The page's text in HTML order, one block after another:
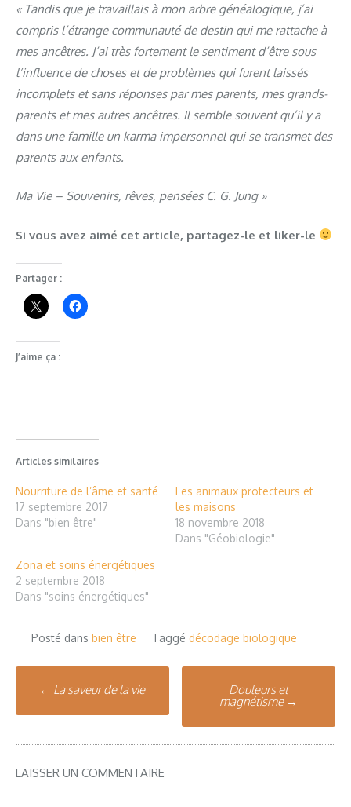
« Tandis que je travaillais à mon arbre généalogique, j’ai
compris l’étrange communauté de destin qui me rattache à
mes ancêtres. J’ai très fortement le sentiment d’être sous
l’influence de choses et de problèmes qui furent laissés
incomplets et sans réponses par mes parents, mes grands-
parents et mes autres ancêtres. Il semble souvent qu’il y a
dans une famille un karma impersonnel qui se transmet des
parents aux enfants.
Ma Vie – Souvenirs, rêves, pensées C. G. Jung »
Si vous avez aimé cet article, partagez-le et liker-le
Partager :
J’aime ça :
Articles similaires
Nourriture de l’âme et santé
17 septembre 2017
Dans "bien être"
Les animaux protecteurs et
les maisons
18 novembre 2018
Dans "Géobiologie"
Zona et soins énergétiques
2 septembre 2018
Dans "soins énergétiques"
Posté dans bien être Taggé décodage biologique
Poste
navigation
← La saveur de la vie Douleurs et
magnétisme →
LAISSER UN COMMENTAIRE